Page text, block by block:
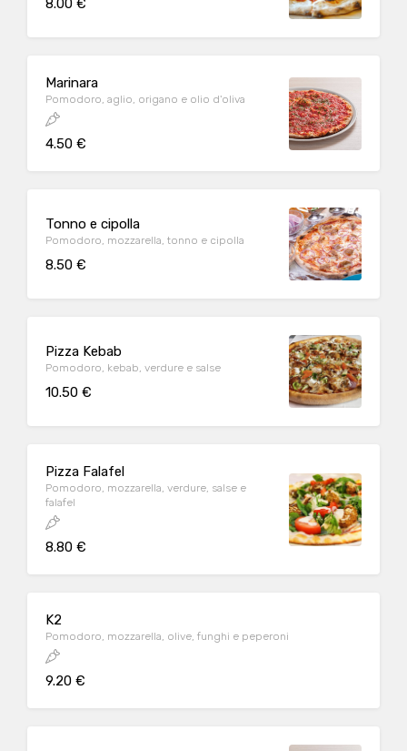
Marinara
Pomodoro, aglio, origano e olio d'oliva
4.50 €
Tonno e cipolla
Pomodoro, mozzarella, tonno e cipolla
8.50 €
Pizza Kebab
Pomodoro, kebab, verdure e salse
10.50 €
Pizza Falafel
Pomodoro, mozzarella, verdure, salse e
falafel
8.80 €
K2
Pomodoro, mozzarella, olive, funghi e peperoni
9.20 €